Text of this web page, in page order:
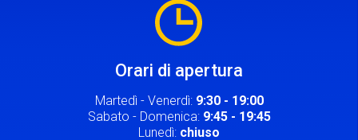
Orari di apertura
Martedì - Venerdì: 9:30 - 19:00
Sabato - Domenica: 9:45 - 19:45
Lunedì: chiuso